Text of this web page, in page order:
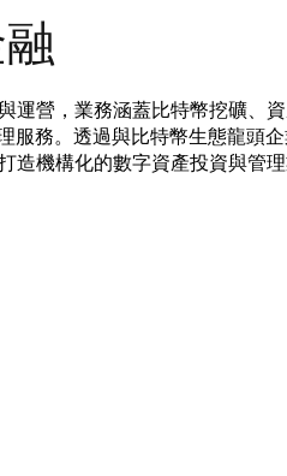
運營，業務涵蓋比特幣挖礦、
服務。透過與比特幣生態龍頭
造機構化的數字資產投資與管